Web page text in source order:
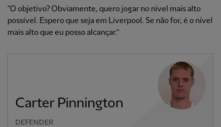
“O objetivo? Obviamente, quero jogar no nível mais alto
possível. Espero que seja em Liverpool. Se não for, é o nível
mais alto que eu posso alcançar.”
Carter Pinnington
DEFENDER